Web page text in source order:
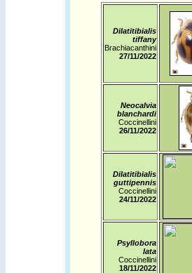
Dilatitibialis
tiffany
Brachiacanthini
27/11/2022
Neocalvia
blanchardi
Coccinellini
26/11/2022
Dilatitibialis
guttipennis
Coccinellini
24/11/2022
Psyllobora
lata
Coccinellini
18/11/2022